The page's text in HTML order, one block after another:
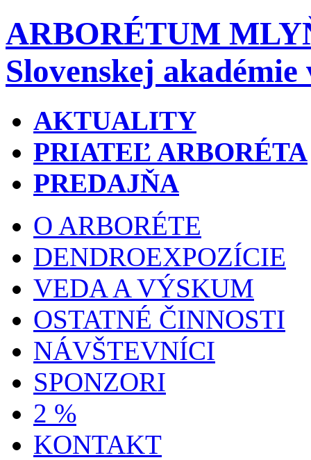
ARBORÉTUM
Slovenskej akadémie
AKTUALITY
PRIATEĽ ARBORÉTA
PREDAJŇA
O ARBORÉTE
DENDROEXPOZÍCIE
VEDA A VÝSKUM
OSTATNÉ ČINNOSTI
NÁVŠTEVNÍCI
SPONZORI
2 %
KONTAKT